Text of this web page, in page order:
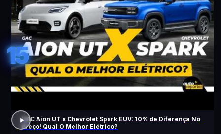
15
GAC Aion UT x Chevrolet Spark EUV: 10% de Diferença No
Preço! Qual O Melhor Elétrico?